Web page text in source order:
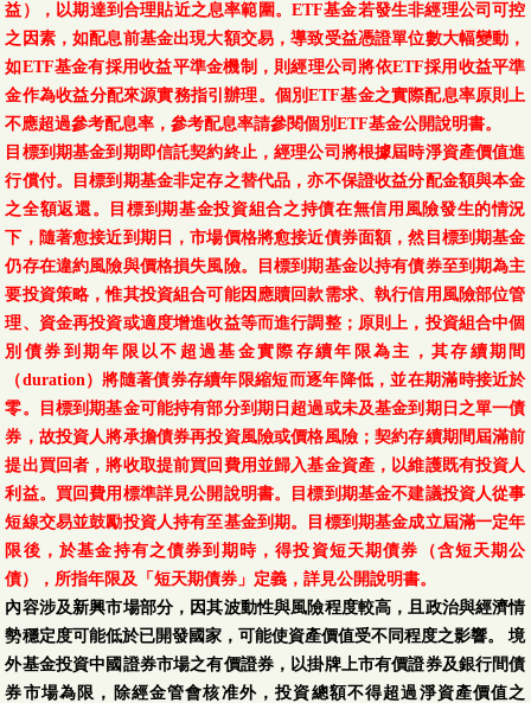
益），以期達到合理貼近之息率範圍。ETF基金若發生非經理公司可控
之因素，如配息前基金出現大額交易，導致受益憑證單位數大幅變動，
如ETF基金有採用收益平準金機制，則經理公司將依ETF採用收益平準
金作為收益分配來源實務指引辦理。個別ETF基金之實際配息率原則上
不應超過參考配息率，參考配息率請參閱個別ETF基金公開說明書。
目標到期基金到期即信託契約終止，經理公司將根據屆時淨資產價值進
行償付。目標到期基金非定存之替代品，亦不保證收益分配金額與本金
之全額返還。目標到期基金投資組合之持債在無信用風險發生的情況
下，隨著愈接近到期日，市場價格將愈接近債券面額，然目標到期基金
仍存在違約風險與價格損失風險。目標到期基金以持有債券至到期為主
要投資策略，惟其投資組合可能因應贖回款需求、執行信用風險部位管
理、資金再投資或適度增進收益等而進行調整；原則上，投資組合中個
別債券到期年限以不超過基金實際存續年限為主，其存續期間
（duration）將隨著債券存續年限縮短而逐年降低，並在期滿時接近於
零。目標到期基金可能持有部分到期日超過或未及基金到期日之單一債
券，故投資人將承擔債券再投資風險或價格風險；契約存續期間屆滿前
提出買回者，將收取提前買回費用並歸入基金資產，以維護既有投資人
利益。買回費用標準詳見公開說明書。目標到期基金不建議投資人從事
短線交易並鼓勵投資人持有至基金到期。目標到期基金成立屆滿一定年
限後，於基金持有之債券到期時，得投資短天期債券（含短天期公
債），所指年限及「短天期債券」定義，詳見公開說明書。
內容涉及新興市場部分，因其波動性與風險程度較高，且政治與經濟情
勢穩定度可能低於已開發國家，可能使資產價值受不同程度之影響。 境
外基金投資中國證券市場之有價證券，以掛牌上市有價證券及銀行間債
券市場為限，除經金管會核准外，投資總額不得超過淨資產價值之